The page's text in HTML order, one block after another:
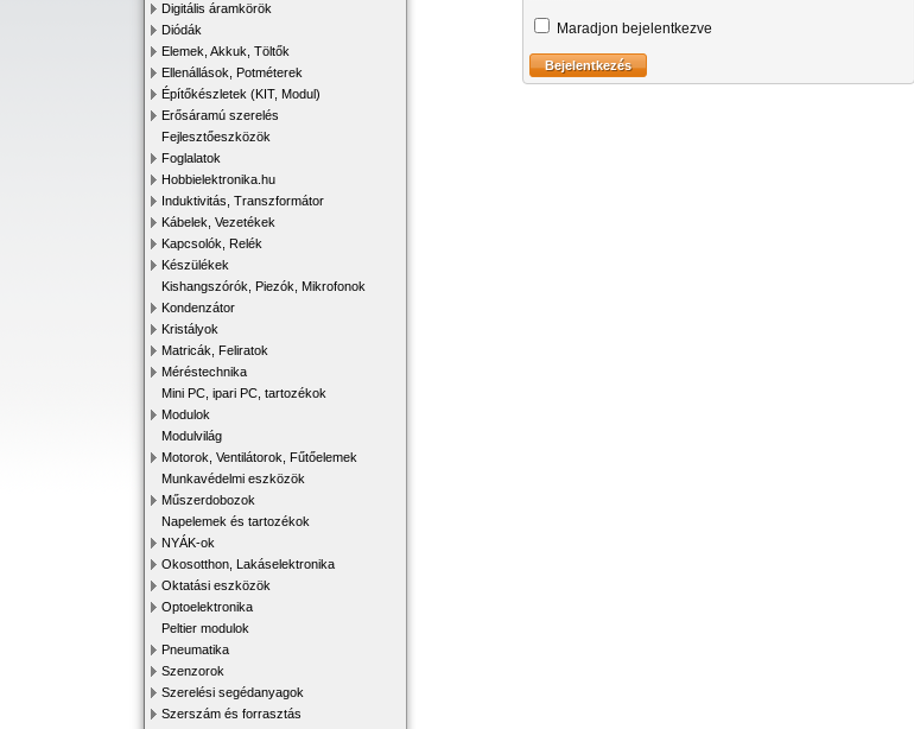
Digitális áramkörök
Diódák
Elemek, Akkuk, Töltők
Ellenállások, Potméterek
Építőkészletek (KIT, Modul)
Erősáramú szerelés
Fejlesztőeszközök
Foglalatok
Hobbielektronika.hu
Induktivitás, Transzformátor
Kábelek, Vezetékek
Kapcsolók, Relék
Készülékek
Kishangszórók, Piezók, Mikrofonok
Kondenzátor
Kristályok
Matricák, Feliratok
Méréstechnika
Mini PC, ipari PC, tartozékok
Modulok
Modulvilág
Motorok, Ventilátorok, Fűtőelemek
Munkavédelmi eszközök
Műszerdobozok
Napelemek és tartozékok
NYÁK-ok
Okosotthon, Lakáselektronika
Oktatási eszközök
Optoelektronika
Peltier modulok
Pneumatika
Szenzorok
Szerelési segédanyagok
Szerszám és forrasztás
Maradjon bejelentkezve